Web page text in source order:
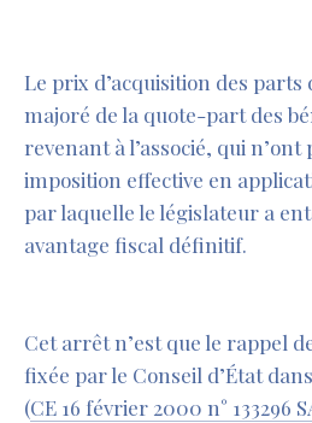
Le prix d’acquisition des
majoré de la quote-part des
revenant à l’associé, qui n’ont
imposition effective en
par laquelle le législateur a
avantage fiscal définitif.
Cet arrêt n’est que le rappel
fixée par le Conseil d’État
(CE 16 février 2000 n° 133296